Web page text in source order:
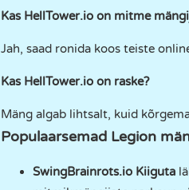
Kas HellTower.io on mitme
Jah, saad ronida koos teiste
Kas HellTower.io on raske?
Mäng algab lihtsalt, kuid
Populaarsemad Legion
SwingBrainrots.io Kiiguta